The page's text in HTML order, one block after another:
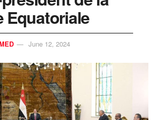
Equatoriale
June 12, 2024